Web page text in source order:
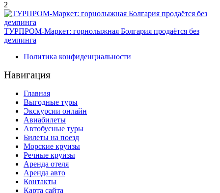
2
ТУРПРОМ-Маркет: горнолыжная Болгария продаётся без
демпинга
Политика конфиденциальности
Навигация
Главная
Выгодные туры
Экскурсии онлайн
Авиабилеты
Автобусные туры
Билеты на поезд
Морские круизы
Речные круизы
Аренда отеля
Аренда авто
Контакты
Карта сайта